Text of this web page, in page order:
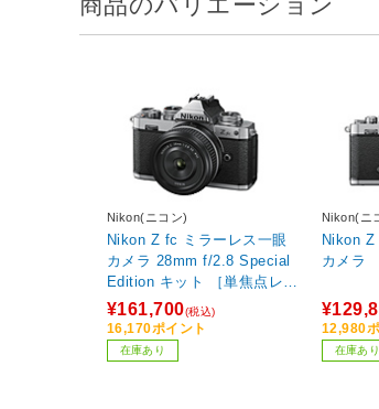
Nikon(ニコン)
Nikon Z fc ミラーレス一眼
カメラ 28mm f/2.8 Special
Edition キット ［単焦点レン
ズ］
¥161,700(税込)
16,170ポイント
在庫あり
Nikon(ニ
Nikon Z
12,980
在庫あり